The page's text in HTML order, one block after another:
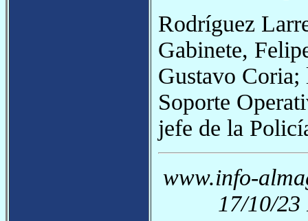
Rodríguez
Gabinete,
Gustavo Coria;
Soporte
jefe de la
www.info-
17/10/